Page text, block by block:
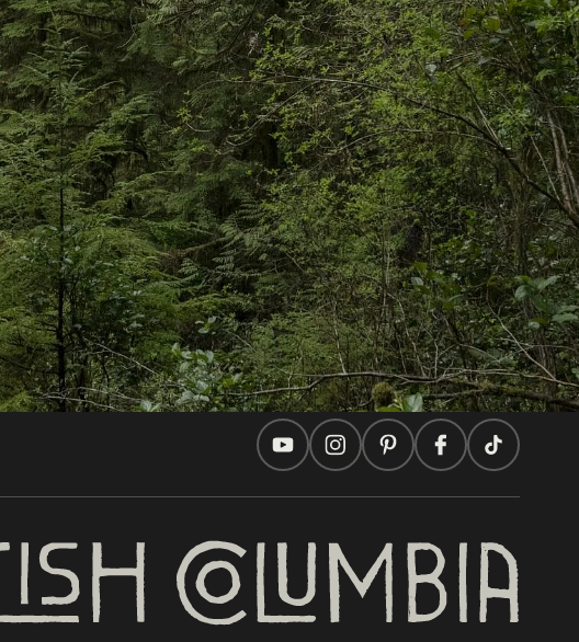
BC
En este sitio
Ideas de viaje
Consejos Prácticos
Dos países, un viaje